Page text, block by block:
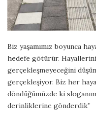
Biz yaşamımız boyunca
hedefe götürür.
gerçekleşmeyeceğini
gerçekleşiyor. Biz her
döndüğümüzde ki
derinliklerine gönderdik”